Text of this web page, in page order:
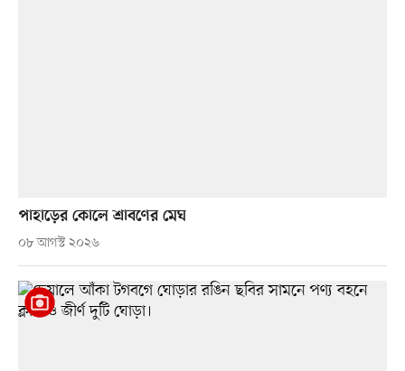
পাহাড়ের কোলে শ্রাবণের মেঘ
০৮ আগস্ট ২০২৬